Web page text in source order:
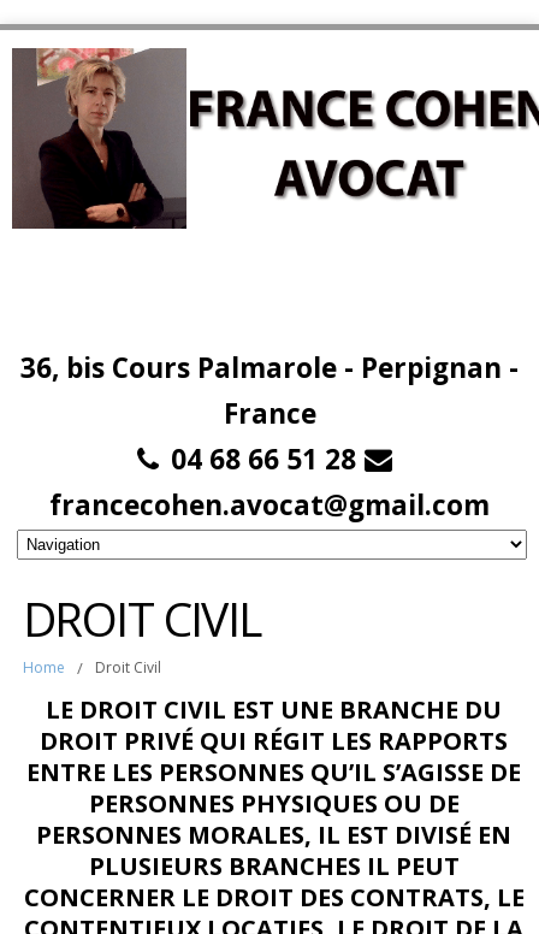
36, bis Cours Palmarole - Perpignan -
France
04 68 66 51 28
francecohen.avocat@gmail.com
DROIT CIVIL
Home / Droit Civil
LE DROIT CIVIL EST UNE BRANCHE DU
DROIT PRIVÉ QUI RÉGIT LES RAPPORTS
ENTRE LES PERSONNES QU’IL S’AGISSE DE
PERSONNES PHYSIQUES OU DE
PERSONNES MORALES, IL EST DIVISÉ EN
PLUSIEURS BRANCHES IL PEUT
CONCERNER LE DROIT DES CONTRATS, LE